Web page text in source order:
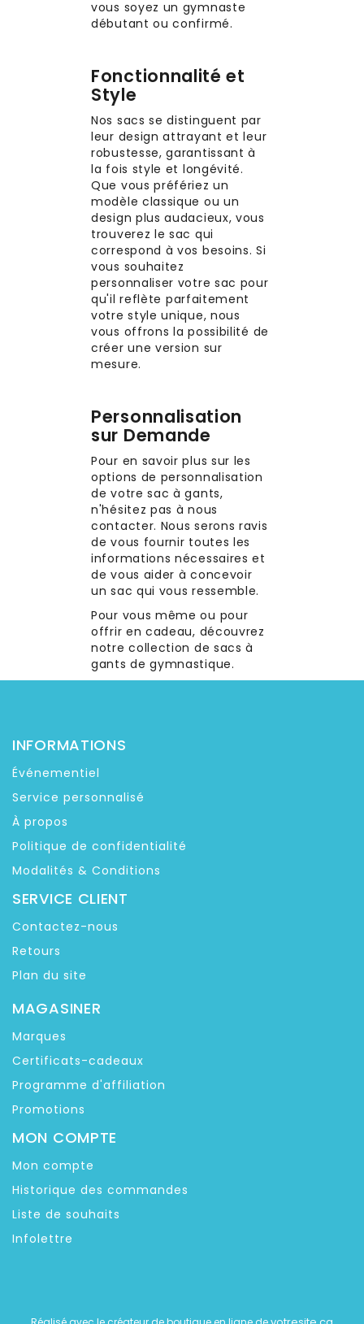
vous soyez un gymnaste
débutant ou confirmé.
Fonctionnalité et
Style
Nos sacs se distinguent par
leur design attrayant et leur
robustesse, garantissant à
la fois style et longévité.
Que vous préfériez un
modèle classique ou un
design plus audacieux, vous
trouverez le sac qui
correspond à vos besoins. Si
vous souhaitez
personnaliser votre sac pour
qu'il reflète parfaitement
votre style unique, nous
vous offrons la possibilité de
créer une version sur
mesure.
Personnalisation
sur Demande
Pour en savoir plus sur les
options de personnalisation
de votre sac à gants,
n'hésitez pas à nous
contacter. Nous serons ravis
de vous fournir toutes les
informations nécessaires et
de vous aider à concevoir
un sac qui vous ressemble.
Pour vous même ou pour
offrir en cadeau, découvrez
notre collection de sacs à
gants de gymnastique.
INFORMATIONS
Événementiel
Service personnalisé
À propos
Politique de confidentialité
Modalités & Conditions
SERVICE CLIENT
Contactez-nous
Retours
Plan du site
MAGASINER
Marques
Certificats-cadeaux
Programme d'affiliation
Promotions
MON COMPTE
Mon compte
Historique des commandes
Liste de souhaits
Infolettre